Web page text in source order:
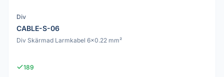
Div
CABLE-S-06
Div Skärmad Larmkabel 6x0.22 mm²
189